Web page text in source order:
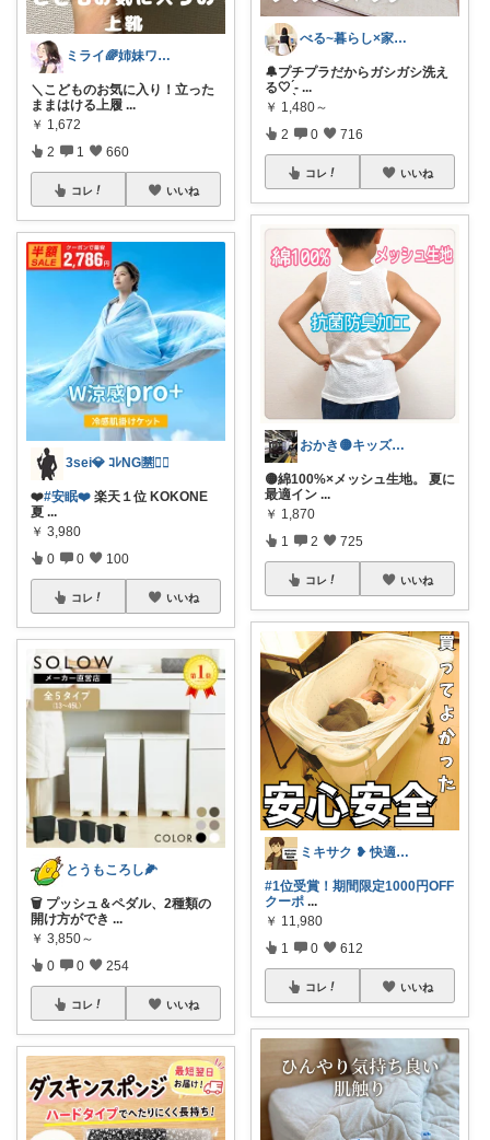
ミライ🌈姉妹ワーママ
＼こどものお気に入り！立った
ままはける上履 ...
￥ 1,672
2 1 660
コレ いいね
3sei💎 ｺﾚNG🈲🙅‍♀️
❤️#安眠❤️ 楽天１位 KOKONE
夏 ...
￥ 3,980
0 0 100
コレ いいね
とうもころし🌽
🗑 プッシュ＆ペダル、2種類の
開け方ができ ...
￥ 3,850～
0 0 254
コレ いいね
べる~暮らし×家事をラクに快適に
🔔プチプラだからガシガシ洗え
る🤍 ̖́- ...
￥ 1,480～
2 0 716
コレ いいね
おかき🟡キッズ、子供服、暑さ対策
🟡綿100%×メッシュ生地。 夏に
最適イン ...
￥ 1,870
1 2 725
コレ いいね
ミキサク ❥ 快適生活 ❥ 1歳児子育て
#1位受賞！期間限定1000円OFF
クーポ ...
￥ 11,980
1 0 612
コレ いいね